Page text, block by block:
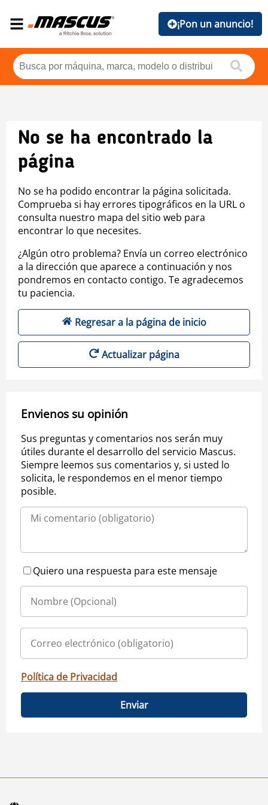
¡Pon un anuncio!
No se ha encontrado la
página
No se ha podido encontrar la página solicitada.
Comprueba si hay errores tipográficos en la URL o
consulta nuestro mapa del sitio web para
encontrar lo que necesites.
¿Algún otro problema? Envía un correo electrónico
a la dirección que aparece a continuación y nos
pondremos en contacto contigo. Te agradecemos
tu paciencia.
Regresar a la página de inicio
Actualizar página
Envienos su opinión
Sus preguntas y comentarios nos serán muy
útiles durante el desarrollo del servicio Mascus.
Siempre leemos sus comentarios y, si usted lo
solicita, le respondemos en el menor tiempo
posible.
Quiero una respuesta para este mensaje
Política de Privacidad
Enviar